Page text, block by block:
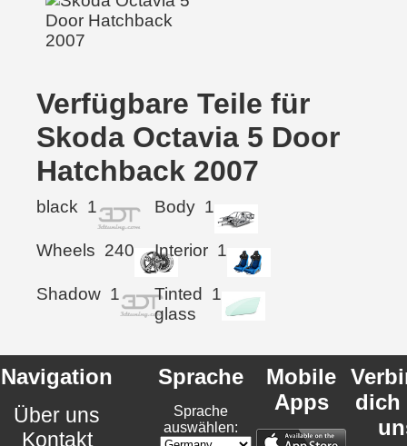
Verfügbare Teile für
Skoda Octavia 5 Door
Hatchback 2007
black 1 Body 1
Wheels 240 Interior 1
Shadow 1
Tinted
glass
1
Navigation
Über uns
Kontakt
Sprache
Sprache
auswählen:
Mobile
Apps
dich